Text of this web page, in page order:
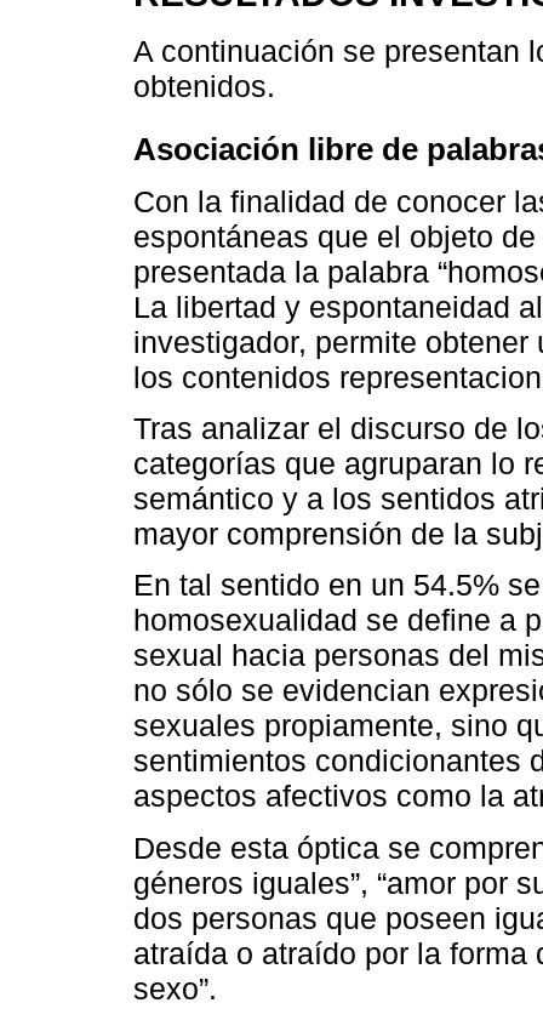
A continuación se presentan
obtenidos.
Asociación libre de
Con la finalidad de conocer
espontáneas que el objeto
presentada la palabra
La libertad y espontaneidad
investigador, permite
los contenidos
Tras analizar el discurso de
categorías que agruparan lo
semántico y a los sentidos
mayor comprensión de la
En tal sentido en un 54.5%
homosexualidad se define a
sexual hacia personas del
no sólo se evidencian
sexuales propiamente, sino
sentimientos condicionantes
aspectos afectivos como la
Desde esta óptica se
géneros iguales”, “amor por
dos personas que poseen
atraída o atraído por la forma
sexo”.